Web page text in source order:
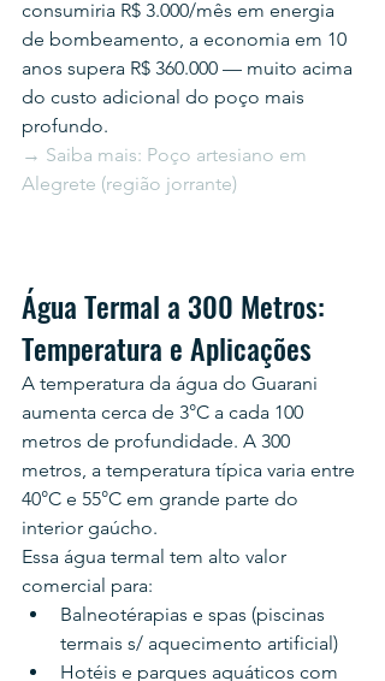
consumiria R$ 3.000/mês em energia
de bombeamento, a economia em 10
anos supera R$ 360.000 — muito acima
do custo adicional do poço mais
profundo.
→ Saiba mais: Poço artesiano em
Alegrete (região jorrante)
Água Termal a 300 Metros:
Temperatura e Aplicações
A temperatura da água do Guarani
aumenta cerca de 3°C a cada 100
metros de profundidade. A 300
metros, a temperatura típica varia entre
40°C e 55°C em grande parte do
interior gaúcho.
Essa água termal tem alto valor
comercial para:
Balneotérapias e spas (piscinas
termais s/ aquecimento artificial)
Hotéis e parques aquáticos com